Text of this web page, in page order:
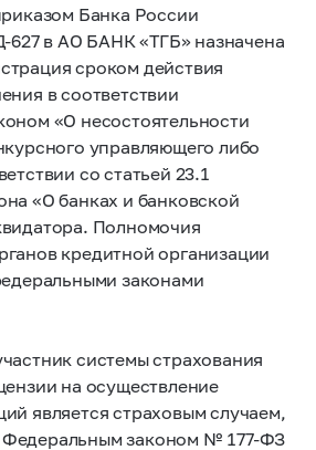
Банка России
в АО БАНК «ТГБ» назначена
сроком действия
в соответствии
«О несостоятельности
управляющего либо
со статьей 23.1
«О банках и банковской
Полномочия
кредитной организации
законами
системы страхования
на осуществление
является страховым случаем,
законом № 177-ФЗ